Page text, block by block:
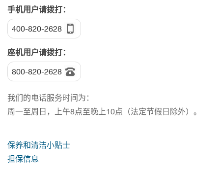
手机用户请拨打：
400-820-2628
座机用户请拨打：
800-820-2628
我们的电话服务时间为：
周一至周日，上午8点至晚上10点（法定节假日除外）。
保养和清洁小贴士
担保信息